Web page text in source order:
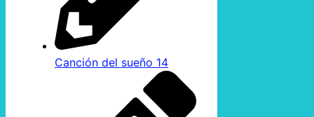
Canción del sueño 14